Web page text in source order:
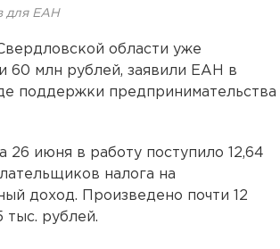
для ЕАН
области уже
60 млн рублей, заявили ЕАН в
поддержки предпринимательства
26 июня в работу поступило 12,64
налога на
доход. Произведено почти 12
тыс. рублей.